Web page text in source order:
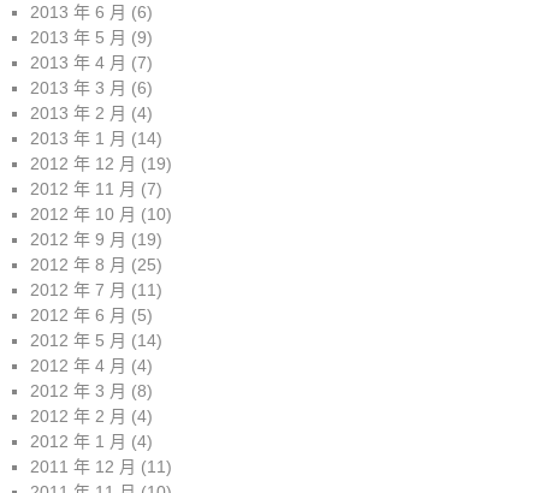
2013 年 6 月 (6)
2013 年 5 月 (9)
2013 年 4 月 (7)
2013 年 3 月 (6)
2013 年 2 月 (4)
2013 年 1 月 (14)
2012 年 12 月 (19)
2012 年 11 月 (7)
2012 年 10 月 (10)
2012 年 9 月 (19)
2012 年 8 月 (25)
2012 年 7 月 (11)
2012 年 6 月 (5)
2012 年 5 月 (14)
2012 年 4 月 (4)
2012 年 3 月 (8)
2012 年 2 月 (4)
2012 年 1 月 (4)
2011 年 12 月 (11)